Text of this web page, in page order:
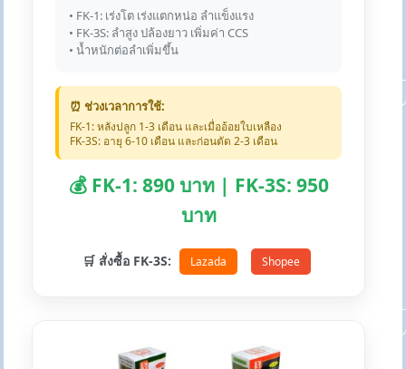
• FK-1: เร่งโต เร่งแตกหน่อ ลำแข็งแรง
• FK-3S: ลำสูง ปล้องยาว เพิ่มค่า CCS
• น้ำหนักต่อลำเพิ่มขึ้น
⏰ ช่วงเวลาการใช้:
FK-1: หลังปลูก 1-3 เดือน และเมื่ออ้อยใบเหลือง
FK-3S: อายุ 6-10 เดือน และก่อนตัด 2-3 เดือน
💰 FK-1: 890 บาท | FK-3S: 950
บาท
🛒 สั่งซื้อ FK-3S: Lazada Shopee